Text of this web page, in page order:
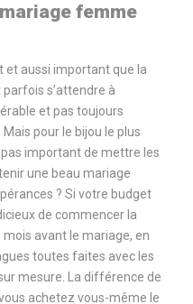
femme
et aussi important que la
s’attendre à
et pas toujours
pour le bijou le plus
important de mettre les
une beau mariage
? Si votre budget
de commencer la
avant le mariage, en
toutes faites avec les
mesure. La différence de
achetez vous-même le